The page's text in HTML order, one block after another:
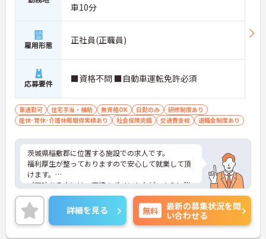
車10分
雇用形態 正社員(正職員)
応募要件 ■資格不問 ■自動車運転免許必須
車通勤可 住宅手当・補助 無資格OK 日勤のみ
研修制度あり
産休･育休･介護休暇取得実績あり
社会保険完備 交通費支給 退職金制度あり
茨城県稲敷郡に位置する施設での求人です。
福利厚生が整っておりますので安心して就業して頂
けます。
ご興味ある方には、面接のポイントなど、さらに詳
細をお話致しますのでお気軽にご相談ください。
詳細を見る 無料
最新の募集状況を問
い合わせる